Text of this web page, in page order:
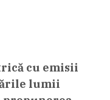
cu emisii
lumii